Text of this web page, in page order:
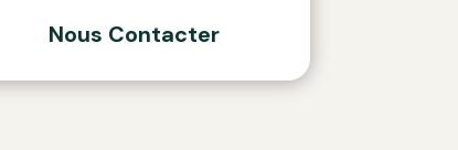
Nous Contacter